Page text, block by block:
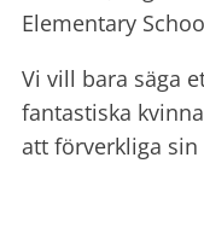
Elementary
Vi vill bara säga
fantastiska
att förverkliga